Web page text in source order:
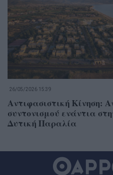
26/05/2026 15:39
Αντιφασιστική Κίνηση:
συντονισμού ενάντια
Δυτική Παραλία